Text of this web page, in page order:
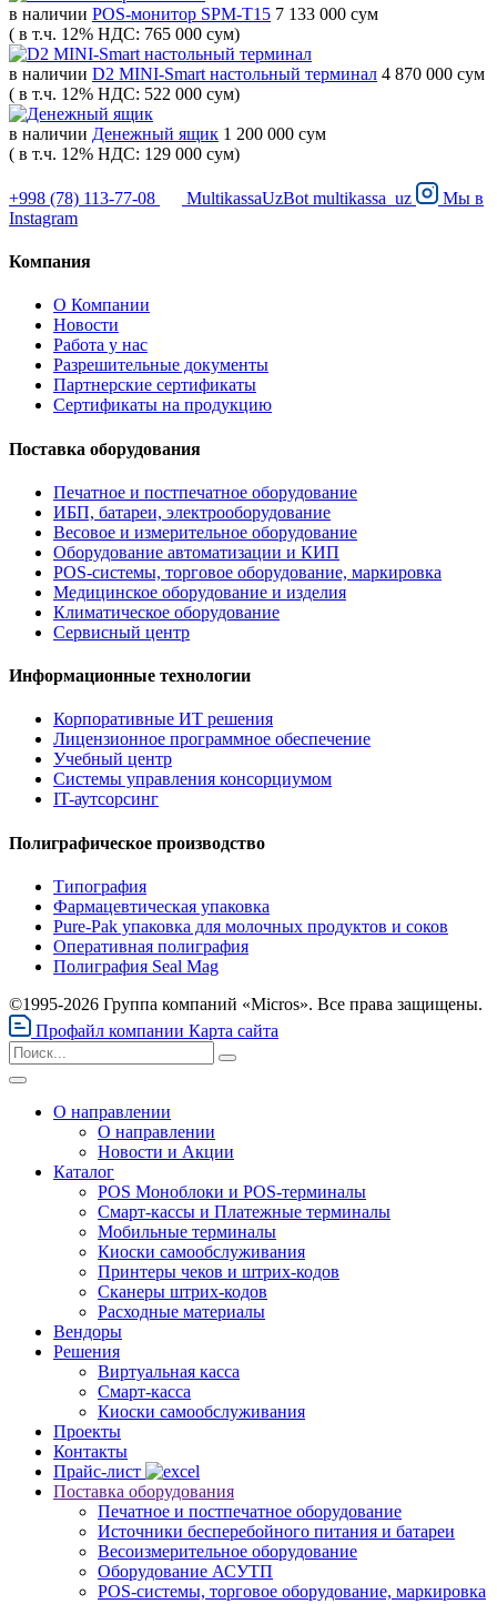
в наличии POS-монитор SPM-T15 7 133 000 сум
( в т.ч. 12% НДС: 765 000 сум)
в наличии D2 MINI-Smart настольный терминал 4 870 000 сум
( в т.ч. 12% НДС: 522 000 сум)
в наличии Денежный ящик 1 200 000 сум
( в т.ч. 12% НДС: 129 000 сум)
+998 (78) 113-77-08 MultikassaUzBot multikassa_uz
Мы в
Instagram
Компания
О Компании
Новости
Работа у нас
Разрешительные документы
Партнерские сертификаты
Сертификаты на продукцию
Поставка оборудования
Печатное и постпечатное оборудование
ИБП, батареи, электрооборудование
Весовое и измерительное оборудование
Оборудование автоматизации и КИП
POS-системы, торговое оборудование, маркировка
Медицинское оборудование и изделия
Климатическое оборудование
Сервисный центр
Информационные технологии
Корпоративные ИТ решения
Лицензионное программное обеспечение
Учебный центр
Системы управления консорциумом
IT-аутсорсинг
Полиграфическое производство
Типография
Фармацевтическая упаковка
Pure-Pak упаковка для молочных продуктов и соков
Оперативная полиграфия
Полиграфия Seal Mag
©1995-2026 Группа компаний «Micros». Все права защищены.
Профайл компании Карта сайта
О направлении
О направлении
Новости и Акции
Каталог
POS Моноблоки и POS-терминалы
Смарт-кассы и Платежные терминалы
Мобильные терминалы
Киоски самообслуживания
Принтеры чеков и штрих-кодов
Cканеры штрих-кодов
Расходные материалы
Вендоры
Решения
Виртуальная касса
Смарт-касса
Киоски самообслуживания
Проекты
Контакты
Прайс-лист
Поставка оборудования
Печатное и постпечатное оборудование
Источники бесперебойного питания и батареи
Весоизмерительное оборудование
Оборудование АСУТП
POS-системы, торговое оборудование, маркировка